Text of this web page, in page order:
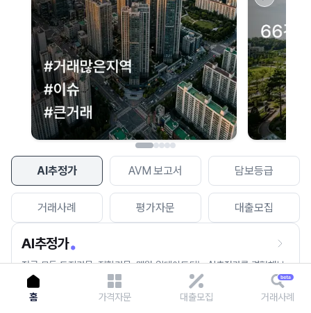
AI추정가 AVM 보고서 담보등급
거래사례 평가자문 대출모집
AI추정가
전국 모든 토지건물, 집합건물, 매월 업데이트되는 AI추정가를 경험해보
세요.
이용에 불편을 드려 죄송합니다.
다시 시도
홈 가격자문 대출모집 거래사례